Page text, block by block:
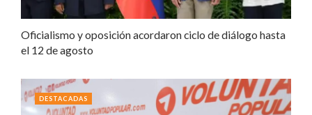
Oficialismo y oposición acordaron ciclo de diálogo hasta
el 12 de agosto
DESTACADAS